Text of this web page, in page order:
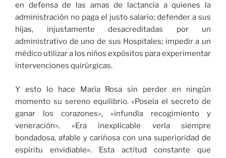
en defensa de las amas de lactancia a quienes la
administración no paga el justo salario; defender a sus
hijas, injustamente desacreditadas por un
administrativo de uno de sus Hospitales; impedir a un
médico utilizar a los niños expósitos para experimentar
intervenciones quirúrgicas.
Y esto lo hace María Rosa sin perder en ningún
momento su sereno equilibrio. «Poseía el secreto de
ganar los corazones», «infundía recogimiento y
veneración». «Era inexplicable verla siempre
bondadosa, afable y cariñosa con una superioridad de
espíritu envidiable». Esta actitud constante que